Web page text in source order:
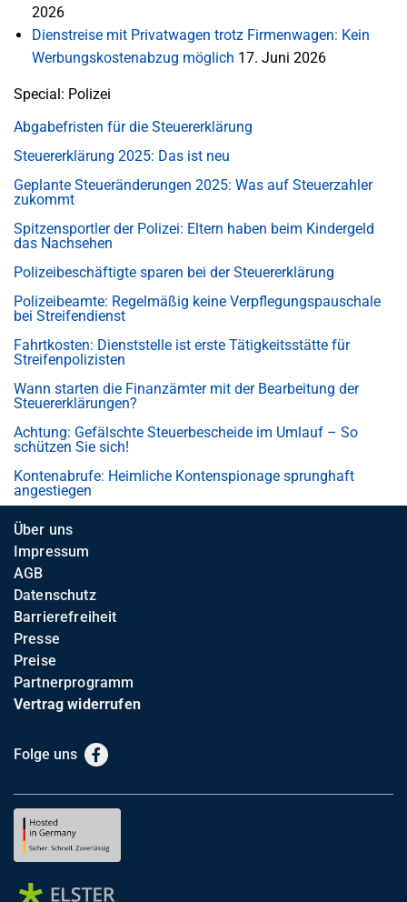
2026
Dienstreise mit Privatwagen trotz Firmenwagen: Kein
Werbungskostenabzug möglich 17. Juni 2026
Special: Polizei
Abgabefristen für die Steuererklärung
Steuererklärung 2025: Das ist neu
Geplante Steueränderungen 2025: Was auf Steuerzahler
zukommt
Spitzensportler der Polizei: Eltern haben beim Kindergeld
das Nachsehen
Polizeibeschäftigte sparen bei der Steuererklärung
Polizeibeamte: Regelmäßig keine Verpflegungspauschale
bei Streifendienst
Fahrtkosten: Dienststelle ist erste Tätigkeitsstätte für
Streifenpolizisten
Wann starten die Finanzämter mit der Bearbeitung der
Steuererklärungen?
Achtung: Gefälschte Steuerbescheide im Umlauf – So
schützen Sie sich!
Kontenabrufe: Heimliche Kontenspionage sprunghaft
angestiegen
Über uns
Impressum
AGB
Datenschutz
Barrierefreiheit
Presse
Preise
Partnerprogramm
Vertrag widerrufen
Folge uns Facebook